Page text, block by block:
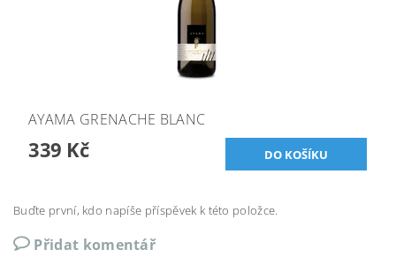
AYAMA GRENACHE BLANC
339 Kč
Buďte první, kdo napíše příspěvek k této položce.
Přidat komentář